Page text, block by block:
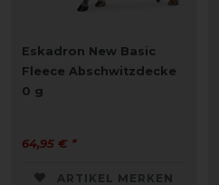
Eskadron New Basic
Fleece Abschwitzdecke
0 g
64,95 € *
ARTIKEL MERKEN